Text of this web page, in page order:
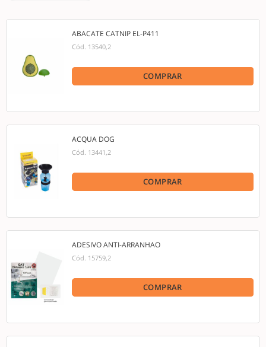
ABACATE CATNIP EL-P411
Cód. 13540,2
COMPRAR
ACQUA DOG
Cód. 13441,2
COMPRAR
ADESIVO ANTI-ARRANHAO
Cód. 15759,2
COMPRAR